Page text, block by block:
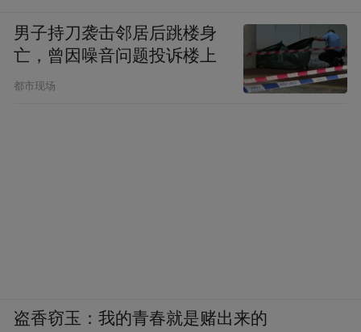
男子持刀袭击邻居后跳楼身
亡，曾因噪音问题投诉楼上
都市现场
盗香窃玉：我的青春就是赌出来的